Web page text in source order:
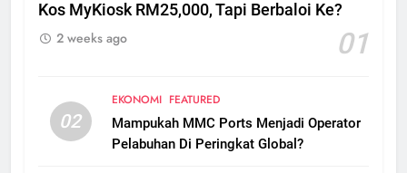
Kos MyKiosk RM25,000, Tapi Berbaloi Ke?
01
2 weeks ago
02
EKONOMI FEATURED
Mampukah MMC Ports Menjadi Operator
Pelabuhan Di Peringkat Global?